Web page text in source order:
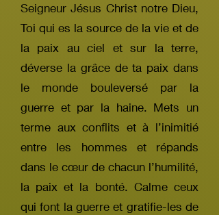
Seigneur Jésus Christ notre Dieu,
Toi qui es la source de la vie et de
la paix au ciel et sur la terre,
déverse la grâce de ta paix dans
le monde bouleversé par la
guerre et par la haine. Mets un
terme aux conflits et à l’inimitié
entre les hommes et répands
dans le cœur de chacun l’humilité,
la paix et la bonté. Calme ceux
qui font la guerre et gratifie-les de